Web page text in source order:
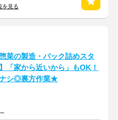
を見る
惣菜の製造・パック詰めスタ
「家から近いから」もOK！
シ◎裏方作業★